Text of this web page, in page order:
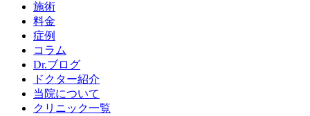
施術
料金
症例
コラム
Dr.ブログ
ドクター紹介
当院について
クリニック一覧